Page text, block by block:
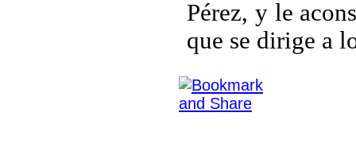
Pérez, y le
que se dirige a